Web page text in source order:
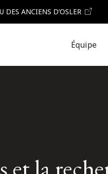
DES ANCIENS D’OSLER
Équipe